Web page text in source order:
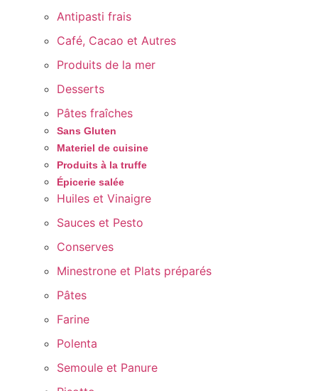
Antipasti frais
Café, Cacao et Autres
Produits de la mer
Desserts
Pâtes fraîches
Sans Gluten
Materiel de cuisine
Produits à la truffe
Épicerie salée
Huiles et Vinaigre
Sauces et Pesto
Conserves
Minestrone et Plats préparés
Pâtes
Farine
Polenta
Semoule et Panure